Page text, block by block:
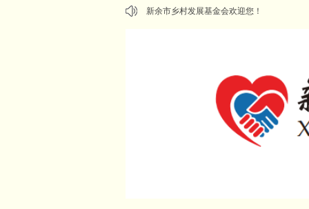
新余市乡村发展基金会欢迎您！